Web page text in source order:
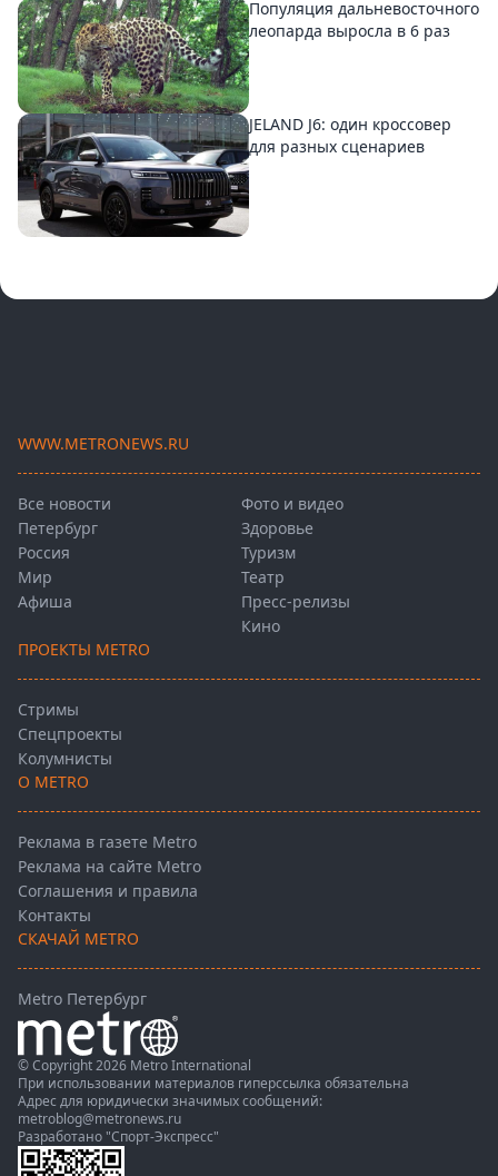
Популяция дальневосточного
леопарда выросла в 6 раз
JELAND J6: один кроссовер
для разных сценариев
WWW.METRONEWS.RU
Все новости
Петербург
Россия
Мир
Афиша
Фото и видео
Здоровье
Туризм
Театр
Пресс-релизы
Кино
ПРОЕКТЫ METRO
Стримы
Спецпроекты
Колумнисты
О METRO
Реклама в газете Metro
Реклама на сайте Metro
Соглашения и правила
Контакты
СКАЧАЙ METRO
Metro Петербург
© Copyright 2026 Metro International
При использовании материалов гиперссылка обязательна
Адрес для юридически значимых сообщений:
metroblog@metronews.ru
Разработано "Спорт-Экспресс"